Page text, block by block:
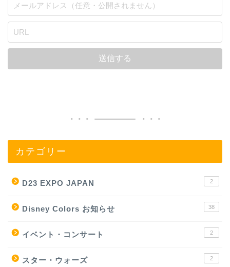
カテゴリー
D23 EXPO JAPAN 2
Disney Colors お知らせ 38
イベント・コンサート 2
スター・ウォーズ 2